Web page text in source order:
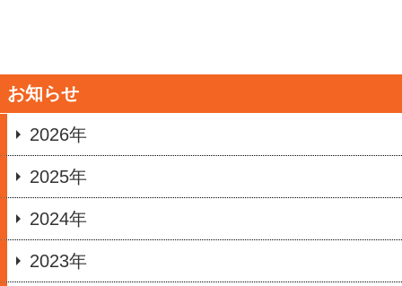
お知らせ
2026年
2025年
2024年
2023年